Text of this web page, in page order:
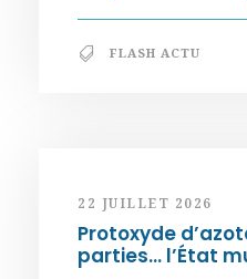
FLASH ACTU
22 JUILLET 2026
Protoxyde
parties… l’État